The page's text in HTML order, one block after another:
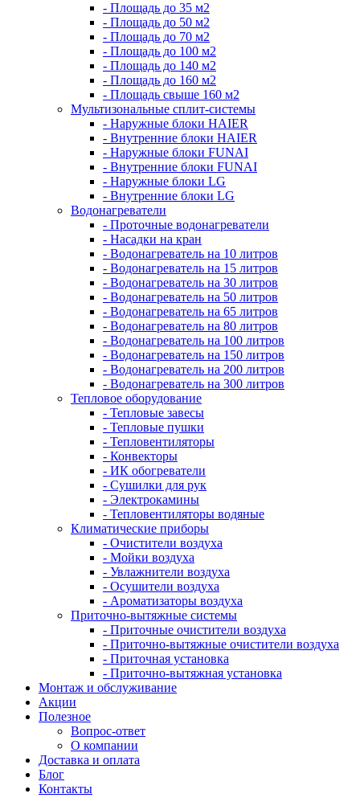
- Площадь до 35 м2
- Площадь до 50 м2
- Площадь до 70 м2
- Площадь до 100 м2
- Площадь до 140 м2
- Площадь до 160 м2
- Площадь свыше 160 м2
Мультизональные сплит-системы
- Наружные блоки HAIER
- Внутренние блоки HAIER
- Hаружные блоки FUNAI
- Внутренние блоки FUNAI
- Наружные блоки LG
- Внутренние блоки LG
Водонагреватели
- Проточные водонагреватели
- Наcадки на кран
- Водонагреватель на 10 литров
- Водонагреватель на 15 литров
- Водонагреватель на 30 литров
- Водонагреватель на 50 литров
- Водонагреватель на 65 литров
- Водонагреватель на 80 литров
- Водонагреватель на 100 литров
- Водонагреватель на 150 литров
- Водонагреватель на 200 литров
- Водонагреватель на 300 литров
Тепловое оборудование
- Тепловые завесы
- Тепловые пушки
- Тепловентиляторы
- Конвекторы
- ИК обогреватели
- Сушилки для рук
- Электрокамины
- Тепловентиляторы водяные
Климатические приборы
- Очистители воздуха
- Мойки воздуха
- Увлажнители воздуха
- Осушители воздуха
- Ароматизаторы воздуха
Приточно-вытяжные системы
- Приточные очистители воздуха
- Приточно-вытяжные очистители воздуха
- Приточная установка
- Приточно-вытяжная установка
Монтаж и обслуживание
Акции
Полезное
Вопрос-ответ
О компании
Доставка и оплата
Блог
Контакты